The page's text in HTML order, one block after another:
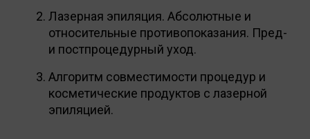
Лазерная эпиляция. Абсолютные и
относительные противопоказания. Пред-
и постпроцедурный уход.
Алгоритм совместимости процедур и
косметические продуктов с лазерной
эпиляцией.